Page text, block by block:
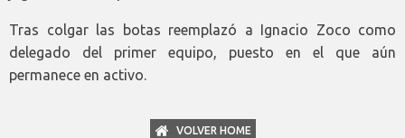
Tras colgar las botas reemplazó a Ignacio Zoco como
delegado del primer equipo, puesto en el que aún
permanece en activo.
VOLVER HOME